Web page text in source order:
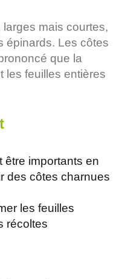
mais courtes,
épinards. Les côtes
que la
les feuilles entières
être importants en
des côtes charnues
les feuilles
récoltes